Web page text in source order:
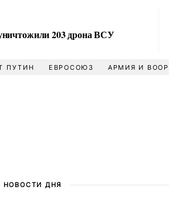
203 дрона ВСУ
ПУТИН ЕВРОСОЮЗ АРМИЯ И
НОВОСТИ ДНЯ